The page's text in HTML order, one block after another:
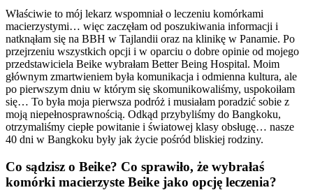
Właściwie to mój lekarz wspomniał o leczeniu komórkami
macierzystymi… więc zaczęłam od poszukiwania informacji i
natknąłam się na BBH w Tajlandii oraz na klinikę w Panamie. Po
przejrzeniu wszystkich opcji i w oparciu o dobre opinie od mojego
przedstawiciela Beike wybrałam Better Being Hospital. Moim
głównym zmartwieniem była komunikacja i odmienna kultura, ale
po pierwszym dniu w którym się skomunikowaliśmy, uspokoiłam
się… To była moja pierwsza podróż i musiałam poradzić sobie z
moją niepełnosprawnością. Odkąd przybyliśmy do Bangkoku,
otrzymaliśmy ciepłe powitanie i światowej klasy obsługę… nasze
40 dni w Bangkoku były jak życie pośród bliskiej rodziny.
Co sądzisz o Beike? Co sprawiło, że wybrałaś
komórki macierzyste Beike jako opcję leczenia?